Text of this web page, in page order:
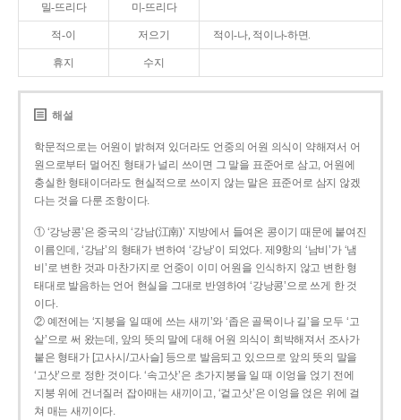
밀-뜨리다 미-뜨리다
적-이 저으기 적이-나, 적이나-하면.
휴지 수지
해설
학문적으로는 어원이 밝혀져 있더라도 언중의 어원 의식이 약해져서 어
원으로부터 멀어진 형태가 널리 쓰이면 그 말을 표준어로 삼고, 어원에
충실한 형태이더라도 현실적으로 쓰이지 않는 말은 표준어로 삼지 않겠
다는 것을 다룬 조항이다.
① ‘강낭콩’은 중국의 ‘강남(江南)’ 지방에서 들여온 콩이기 때문에 붙여진
이름인데, ‘강남’의 형태가 변하여 ‘강낭’이 되었다. 제9항의 ‘남비’가 ‘냄
비’로 변한 것과 마찬가지로 언중이 이미 어원을 인식하지 않고 변한 형
태대로 발음하는 언어 현실을 그대로 반영하여 ‘강낭콩’으로 쓰게 한 것
이다.
② 예전에는 ‘지붕을 일 때에 쓰는 새끼’와 ‘좁은 골목이나 길’을 모두 ‘고
샅’으로 써 왔는데, 앞의 뜻의 말에 대해 어원 의식이 희박해져서 조사가
붙은 형태가 [고사시/고사슬] 등으로 발음되고 있으므로 앞의 뜻의 말을
‘고삿’으로 정한 것이다. ‘속고삿’은 초가지붕을 일 때 이엉을 얹기 전에
지붕 위에 건너질러 잡아매는 새끼이고, ‘겉고삿’은 이엉을 얹은 위에 걸
쳐 매는 새끼이다.